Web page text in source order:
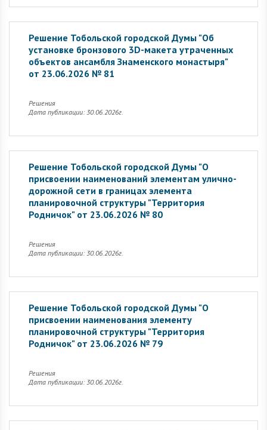
Решение Тобольской городской Думы "Об
установке бронзового 3D-макета утраченных
объектов ансамбля Знаменского монастыря"
от 23.06.2026 № 81
Решения
Дата публикации: 30.06.2026г.
Решение Тобольской городской Думы "О
присвоении наименований элементам улично-
дорожной сети в границах элемента
планировочной структуры "Территория
Родничок" от 23.06.2026 № 80
Решения
Дата публикации: 30.06.2026г.
Решение Тобольской городской Думы "О
присвоении наименования элементу
планировочной структуры "Территория
Родничок" от 23.06.2026 № 79
Решения
Дата публикации: 30.06.2026г.